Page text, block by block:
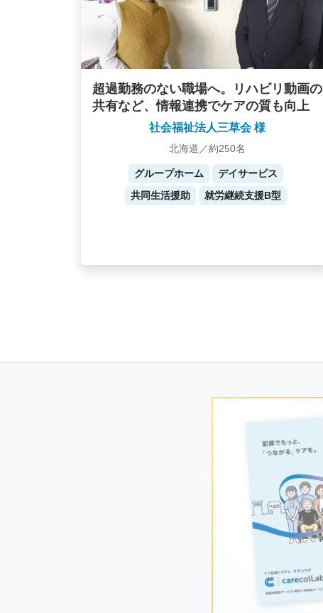
超過勤務のない職場へ。リハビリ動画の
共有など、情報連携でケアの質も向上
社会福祉法人三草会 様
北海道／約250名
グループホーム
デイサービス
共同生活援助
就労継続支援B型